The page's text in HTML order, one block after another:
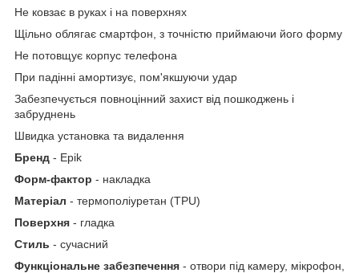
Не ковзає в руках і на поверхнях
Щільно облягає смартфон, з точністю приймаючи його форму
Не потовщує корпус телефона
При падінні амортизує, пом'якшуючи удар
Забезпечується повноцінний захист від пошкоджень і
забруднень
Швидка установка та видалення
Бренд - Epik
Форм-фактор - накладка
Матеріал - термополiуретан (TPU)
Поверхня - гладка
Стиль - сучасний
Функціональне забезпечення - отвори під камеру, мікрофон,